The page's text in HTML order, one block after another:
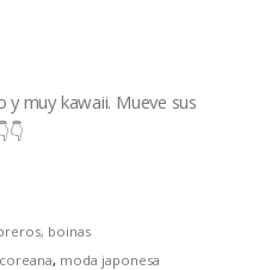
muy kawaii. Mueve sus
boinas
, moda japonesa